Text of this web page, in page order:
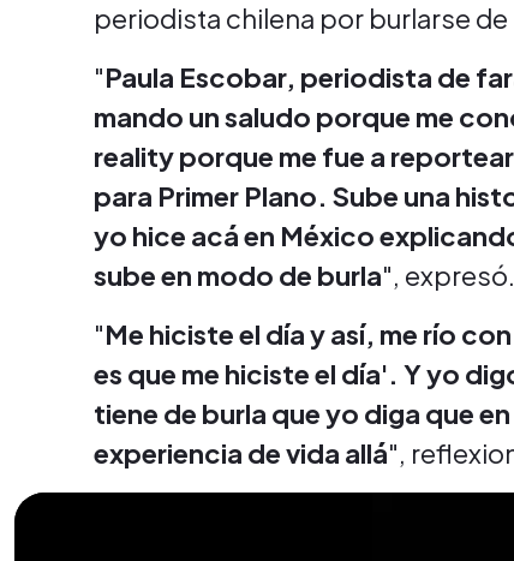
periodista chilena por burlarse de
"Paula Escobar, periodista de
mando un saludo porque me
reality porque me fue a
para Primer Plano. Sube una
yo hice acá en México
sube en modo de burla", expresó.
"Me hiciste el día y así, me río
es que me hiciste el día'. Y yo
tiene de burla que yo diga que
experiencia de vida allá",